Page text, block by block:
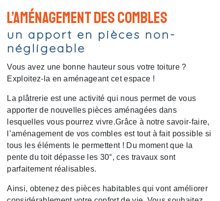
L’aménagement des combles
un apport en pièces non-
négligeable
Vous avez une bonne hauteur sous votre toiture ?
Exploitez-la en aménageant cet espace !
La plâtrerie est une activité qui nous permet de vous
apporter de nouvelles pièces aménagées dans
lesquelles vous pourrez vivre.Grâce à notre savoir-faire,
l’aménagement de vos combles est tout à fait possible si
tous les éléments le permettent ! Du moment que la
pente du toit dépasse les 30°, ces travaux sont
parfaitement réalisables.
Ainsi, obtenez des pièces habitables qui vont améliorer